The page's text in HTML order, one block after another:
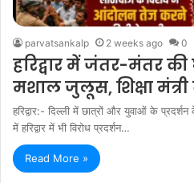
parvatsankalp 2 weeks ago 0
हरिद्वार में जंतर-मंतर
मशाल जुलूस, शिक्षा
हरिद्वार:- दिल्ली में छात्रों और युवाओं के
में हरिद्वार में भी विरोध प्रदर्शन…
Read More »